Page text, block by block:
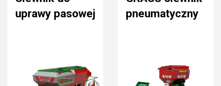
uprawy pasowej
pneumatyczny